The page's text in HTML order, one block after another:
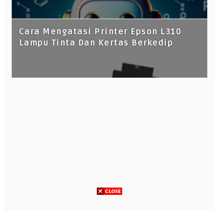
Cara Mengatasi Printer Epson L310
Lampu Tinta Dan Kertas Berkedip